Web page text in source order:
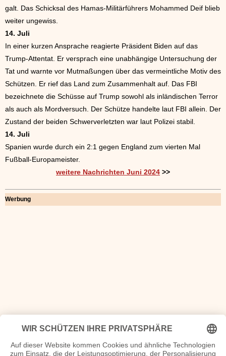
galt. Das Schicksal des Hamas-Militärführers Mohammed Deif blieb
weiter ungewiss.
14. Juli
In einer kurzen Ansprache reagierte Präsident Biden auf das
Trump-Attentat. Er versprach eine unabhängige Untersuchung der
Tat und warnte vor Mutmaßungen über das vermeintliche Motiv des
Schützen. Er rief das Land zum Zusammenhalt auf. Das FBI
bezeichnete die Schüsse auf Trump sowohl als inländischen Terror
als auch als Mordversuch. Der Schütze handelte laut FBI allein. Der
Zustand der beiden Schwerverletzten war laut Polizei stabil.
14. Juli
Spanien wurde durch ein 2:1 gegen England zum vierten Mal
Fußball-Europameister.
weitere Nachrichten Juni 2024 >>
Werbung